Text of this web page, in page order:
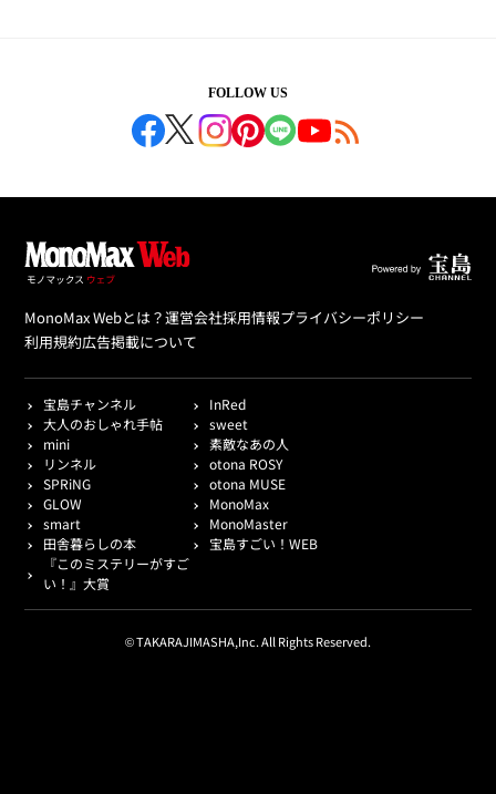
FOLLOW US
MonoMax Webとは？運営会社採用情報プライバシーポリシー
利用規約広告掲載について
宝島チャンネル
InRed
大人のおしゃれ手帖
sweet
mini
素敵なあの人
リンネル
otona ROSY
SPRiNG
otona MUSE
GLOW
MonoMax
smart
MonoMaster
田舎暮らしの本
宝島すごい！WEB
『このミステリーがすご
い！』大賞
© TAKARAJIMASHA,Inc. All Rights Reserved.